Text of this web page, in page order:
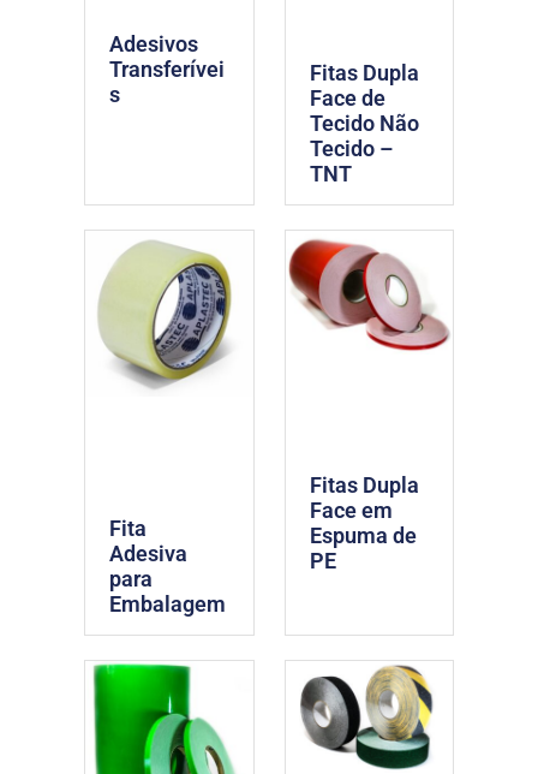
Adesivos
Transferívei
s
Fitas Dupla
Face de
Tecido Não
Tecido –
TNT
Fita
Adesiva
para
Embalagem
Fitas Dupla
Face em
Espuma de
PE